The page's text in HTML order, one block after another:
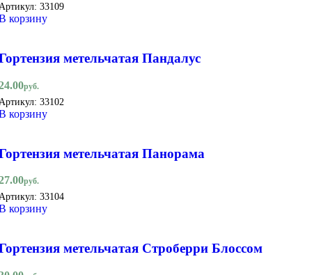
33109
корзину
метельчатая Пандалус
руб.
33102
корзину
метельчатая Панорама
руб.
33104
корзину
метельчатая Строберри Блоссом